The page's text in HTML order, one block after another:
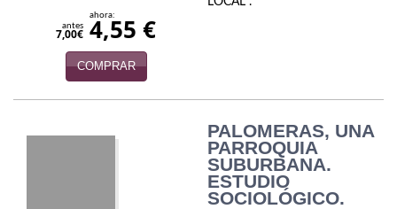
Psicología. Educación
antes
7,00€
ahora:
4,55 €
COMPRAR
PALOMERAS, UNA
PARROQUIA
SUBURBANA.
ESTUDIO
SOCIOLÓGICO.